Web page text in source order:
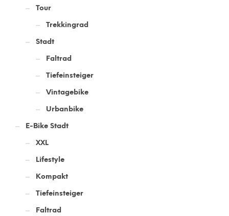
Tour
Trekkingrad
Stadt
Faltrad
Tiefeinsteiger
Vintagebike
Urbanbike
E-Bike Stadt
XXL
Lifestyle
Kompakt
Tiefeinsteiger
Faltrad